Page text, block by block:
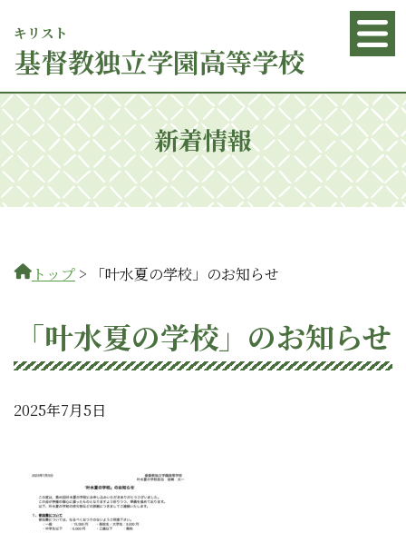
基督
キリスト
教独立学園高等学校
新着情報
トップ > 「叶水夏の学校」のお知らせ
「叶水夏の学校」のお知らせ
2025年7月5日